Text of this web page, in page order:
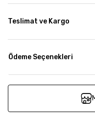
Teslimat ve Kargo
Ödeme Seçenekleri